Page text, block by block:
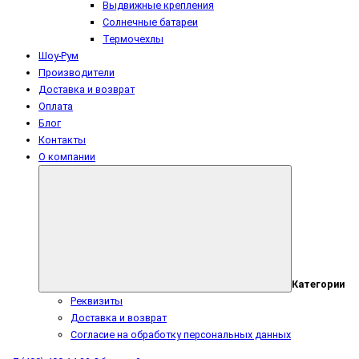
Выдвижные крепления
Солнечные батареи
Термочехлы
Шоу-Рум
Производители
Доставка и возврат
Оплата
Блог
Контакты
О компании
Категории
Реквизиты
Доставка и возврат
Согласие на обработку персональных данных